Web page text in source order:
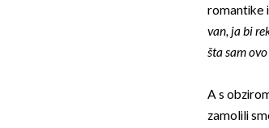
romantike
van, ja bi
šta sam
A s
zamolili